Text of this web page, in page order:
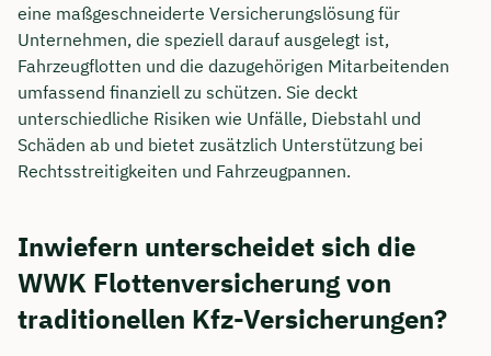
eine maßgeschneiderte Versicherungslösung für
Unternehmen, die speziell darauf ausgelegt ist,
Fahrzeugflotten und die dazugehörigen Mitarbeitenden
umfassend finanziell zu schützen. Sie deckt
unterschiedliche Risiken wie Unfälle, Diebstahl und
Schäden ab und bietet zusätzlich Unterstützung bei
Rechtsstreitigkeiten und Fahrzeugpannen.
Inwiefern unterscheidet sich die
WWK Flottenversicherung von
traditionellen Kfz-Versicherungen?